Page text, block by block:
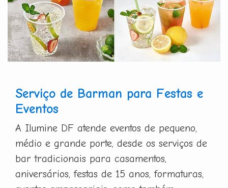
Serviço de Barman para Festas e
Eventos
A Ilumine DF atende eventos de pequeno,
médio e grande porte, desde os serviços de
bar tradicionais para casamentos,
aniversários, festas de 15 anos, formaturas,